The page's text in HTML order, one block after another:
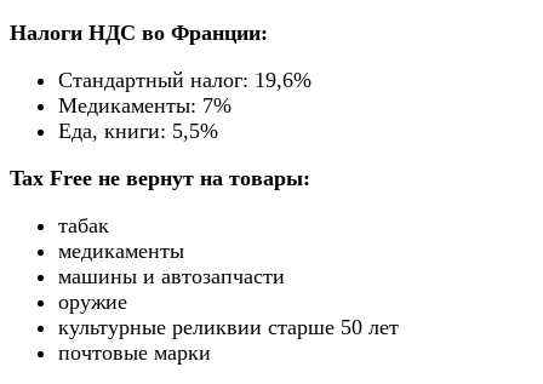
Налоги НДС во Франции:
Стандартный налог: 19,6%
Медикаменты: 7%
Еда, книги: 5,5%
Tax Free не вернут на товары:
табак
медикаменты
машины и автозапчасти
оружие
культурные реликвии старше 50 лет
почтовые марки